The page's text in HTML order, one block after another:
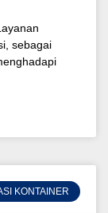
sebagai
KONTAINER